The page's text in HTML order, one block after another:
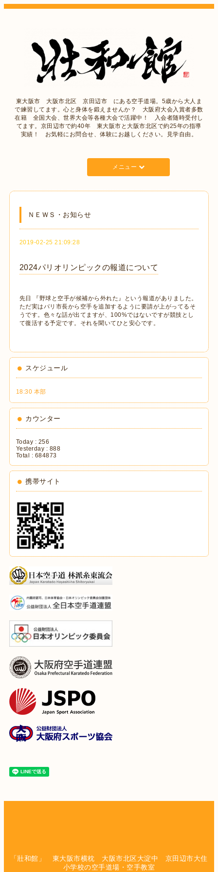
東大阪市 大阪市北区 京田辺市 にある空手道場。5歳から大人ま
で練習してます。心と身体を鍛えませんか？ 大阪府大会入賞者多数
在籍 全国大会、世界大会等各種大会で活躍中！ 入会者随時受付し
てます。京田辺市で約40年 東大阪市と大阪市北区で約25年の指導
実績！ お気軽にお問合せ、体験にお越しください。見学自由。
メニュー
ＮＥＷＳ・お知らせ
2019-02-25 21:09:28
2024パリオリンピックの報道について
先日 『野球と空手が候補から外れた』という報道がありました。
ただ実はパリ市長から空手を追加するように要請が上がってるそ
うです。色々な話が出てますが、100%ではないですが競技とし
て復活する予定です。それを聞いてひと安心です。
スケジュール
18:30 本部
カウンター
Today : 256
Yesterday : 888
Total : 684873
携帯サイト
「壯和館」 東大阪市横枕 大阪市北区大淀中 京田辺市大住
小学校の空手道場・空手教室